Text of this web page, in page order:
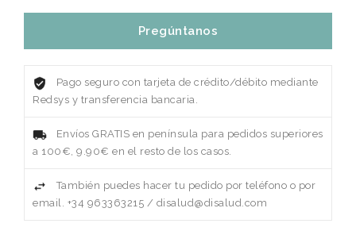
Pregúntanos
Pago seguro con tarjeta de crédito/débito mediante
Redsys y transferencia bancaria.
Envíos GRATIS en península para pedidos superiores
a 100€, 9.90€ en el resto de los casos.
También puedes hacer tu pedido por teléfono o por
email. +34 963363215 / disalud@disalud.com